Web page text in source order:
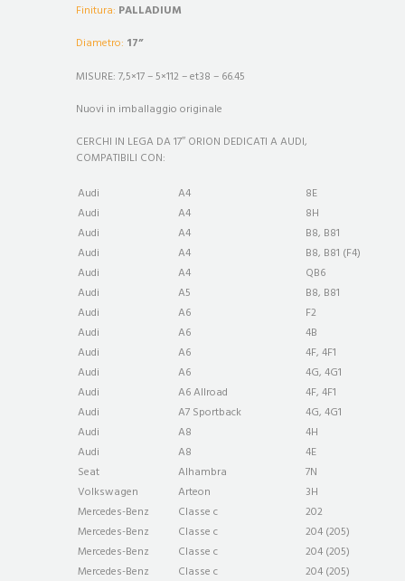
Finitura: PALLADIUM
Diametro: 17”
MISURE: 7,5×17 – 5×112 – et38 – 66.45
Nuovi in imballaggio originale
CERCHI IN LEGA DA 17″ ORION DEDICATI A AUDI,
COMPATIBILI CON:
Audi
A4
8E
Audi
A4
8H
Audi
A4
B8, B81
Audi
A4
B8, B81 (F4)
Audi
A4
QB6
Audi
A5
B8, B81
Audi
A6
F2
Audi
A6
4B
Audi
A6
4F, 4F1
Audi
A6
4G, 4G1
Audi
A6 Allroad
4F, 4F1
Audi
A7 Sportback
4G, 4G1
Audi
A8
4H
Audi
A8
4E
Seat
Alhambra
7N
Volkswagen
Arteon
3H
Mercedes-Benz
Classe c
202
Mercedes-Benz
Classe c
204 (205)
Mercedes-Benz
Classe c
204 (205)
Mercedes-Benz
Classe c
204 (205)